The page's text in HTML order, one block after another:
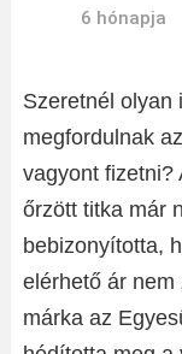
6 hónapja
Szeretnél olyan
megfordulnak
vagyont fizetni?
őrzött titka már
bebizonyította,
elérhető ár nem
márka az